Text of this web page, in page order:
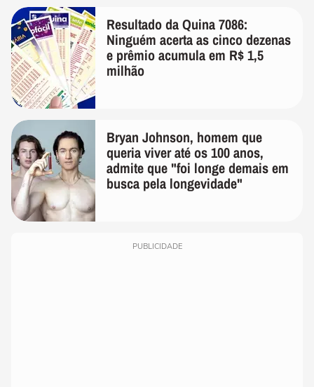
Resultado da Quina 7086:
Ninguém acerta as cinco dezenas
e prêmio acumula em R$ 1,5
milhão
Bryan Johnson, homem que
queria viver até os 100 anos,
admite que "foi longe demais em
busca pela longevidade"
PUBLICIDADE